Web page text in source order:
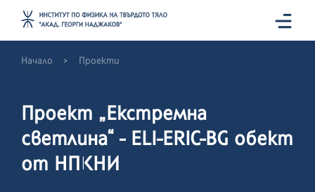
Начало > Проекти
Проект „Екстремна
светлина“ - ELI-ERIC-BG обект
от НПКНИ